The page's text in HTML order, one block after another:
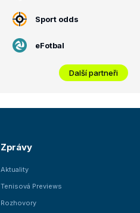
Sport odds
eFotbal
Další partneři
Zprávy
Aktuality
Tenisová Previews
Rozhovory